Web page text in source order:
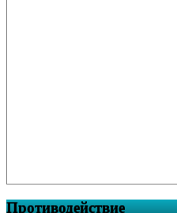
Противодействие